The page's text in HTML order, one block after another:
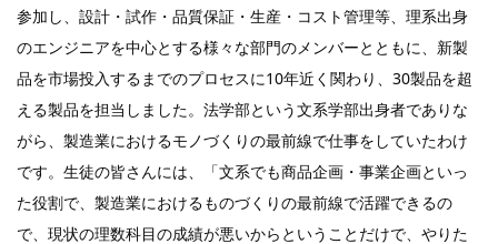
参加し、設計・試作・品質保証・生産・コスト管理等、理系出身
のエンジニアを中心とする様々な部門のメンバーとともに、新製
品を市場投入するまでのプロセスに10年近く関わり、30製品を超
える製品を担当しました。法学部という文系学部出身者でありな
がら、製造業におけるモノづくりの最前線で仕事をしていたわけ
です。生徒の皆さんには、「文系でも商品企画・事業企画といっ
た役割で、製造業におけるものづくりの最前線で活躍できるの
で、現状の理数科目の成績が悪いからということだけで、やりた